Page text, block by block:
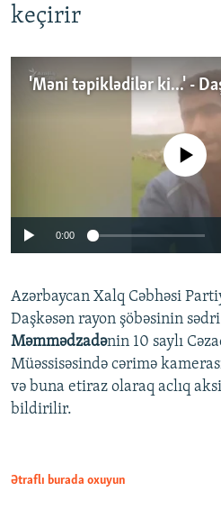
keçirir
Auto 240p
720p
No media source
0:00
Azərbaycan Xalq Cəbhəsi
Daşkəsən rayon şöbəsinin sədri
Məmmədzadənin 10 saylı
Müəssisəsində cərimə
və buna etiraz olaraq aclıq
bildirilir.
Ətraflı burada oxuyun